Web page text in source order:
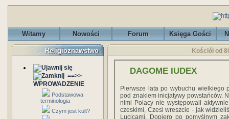
Witamy Nowości Forum Księga Gości
Religioznawstwo
==>>
WPROWADZENIE
Podstawowa
terminologia
Czym jest kult?
Kościół od
DAGOME IUDEX
Pierwsze lata po wybuchu wielkiego
pod znakiem inicjatywy powstań­ców.
nimi Polacy nie występowali
czeskimi, Czesi wreszcie - jak
Lucicami. Dopiero po pomyślnym